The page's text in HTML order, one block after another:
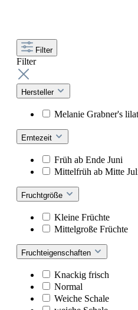
Filter
Filter
Hersteller
Melanie Grabner's
Erntezeit
Früh ab Ende Juni
Mittelfrüh ab Mitte
Fruchtgröße
Kleine Früchte
Mittelgroße Früchte
Fruchteigenschaften
Knackig frisch
Normal
Weiche Schale